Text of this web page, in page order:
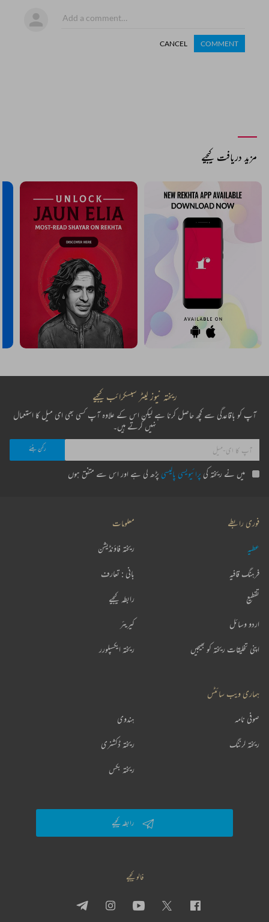
CANCEL COMMENT
مزید دریافت کیجیے
ریختہ نیوز لیٹر سبسکرائب کیجیے
آپ کو باقاعدگی سے کچھ حاصل کرنا ہے لیکن اس کے علاوہ آپ کسی بھی ای میل کا استعمال
نہیں کرتے ہیں۔
میں نے ریختہ کی پرائیویسی پالیسی پڑھ لی ہے اور اس سے متفق ہوں
فوری رابطے
عطیہ
فرہنگ قافیہ
تقطیع
اردو وسائل
اپنی تخلیقات ریختہ کو بھیجیں
معلومات
ریختہ فاؤنڈیشن
بانی : تعارف
رابطہ کیجیے
کیریئر
ریختہ ایکسپلورر
ہماری ویب سائٹس
ہندوی صوفی نامہ
ریختہ ڈکشنری ریختہ لرننگ
ریختہ بکس
رابطہ کیجیے
فالو کیجیے